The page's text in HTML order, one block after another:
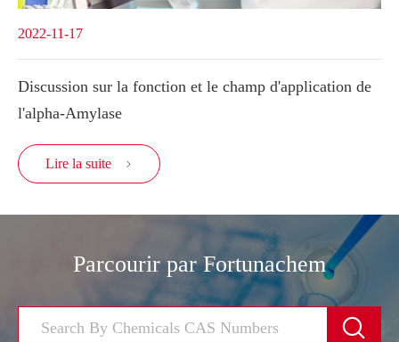
2022-11-17
Discussion sur la fonction et le champ d'application de
l'alpha-Amylase
Lire la suite 
Parcourir par Fortunachem
